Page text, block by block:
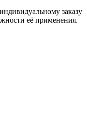
заказу
её применения.